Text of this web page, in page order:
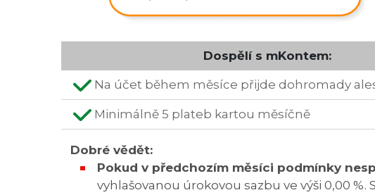
Dospělí s mKontem:
Na účet během měsíce přijde dohromady
Minimálně 5 plateb kartou měsíčně
Dobré vědět:
Pokud v předchozím měsíci podmínky
vyhlašovanou úrokovou sazbu ve výši 0,00